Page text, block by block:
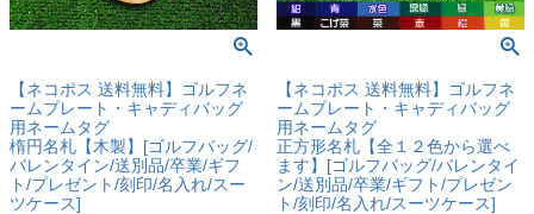
【ネコポス 送料無料】ゴルフネ
ームプレート・キャディバッグ
用ネームタグ
楕円名札【木製】[ゴルフバッグ/
バレンタイン/送別品/卒業/ギフ
ト/プレゼント/刻印/名入れ/スー
ツケース]
【ネコポス 送料無料】ゴルフネ
ームプレート・キャディバッグ
用ネームタグ
正方形名札【全１２色から選べ
ます】[ゴルフバッグ/バレンタイ
ン/送別品/卒業/ギフト/プレゼン
ト/刻印/名入れ/スーツケース]